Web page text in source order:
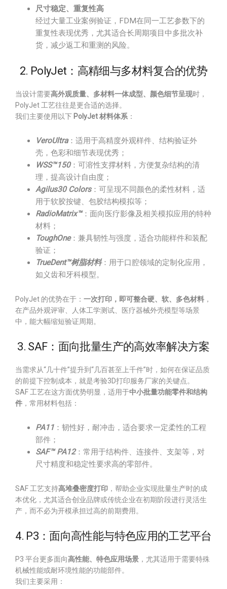
尺寸稳定、重复性高
经过大量工业案例验证，FDM在同一工艺参数下的
重复性表现优秀，尤其适合长周期项目中多批次补
货，减少返工和重测的风险。
2. PolyJet：高精细与多材料复合的优势
当设计需要高外观质量、多材料一体成型、颜色细节呈现时，
PolyJet 工艺往往是更合适的选择。
我们主要使用以下 PolyJet 材料体系 ：
VeroUltra：适用于高精度外观样件、结构验证外
壳，色彩和细节表现优秀；
WSS™150：可溶性支撑材料，方便复杂结构的清
理，提高设计自由度；
Agilus30 Colors：可呈现不同颜色的柔性材料，适
用于软胶按键、包胶结构模拟等；
RadioMatrix™：面向医疗影像及相关模拟应用的特种
材料；
ToughOne：兼具韧性与强度，适合功能样件和装配
验证；
TrueDent™树脂材料：用于口腔领域的定制化应用，
如义齿和牙科模型。
PolyJet 的优势在于： 一次打印，即可整合硬、软、多色材料 ，
在产品外观评审、人体工学测试、医疗器械外壳模型等场景
中，能大幅缩短验证周期。
3. SAF：面向批量生产的高效率解决方案
当需求从“几十件”提升到“几百甚至上千件”时，如何在保证品质
的前提下控制成本，就是考验3D打印服务厂家的关键点。
SAF 工艺在这方面优势明显，适用于中小批量功能零件和结构
件 ，常用材料包括：
PA11 ：韧性好，耐冲击，适合要求一定柔性的工程
部件；
SAF™ PA12：常用于结构件、连接件、支架等，对
尺寸精度和稳定性要求高的零部件。
SAF 工艺支持高堆叠密度打印 ，帮助企业实现批量生产时的成
本优化，尤其适合创业品牌或传统企业在初期阶段进行灵活生
产，而不必为开模承担过高的前期费用。
4. P3：面向高性能与特色应用的工艺平台
P3 平台更多面向高性能、特色应用场景 ，尤其适用于需要特殊
机械性能或耐环境性能的功能部件。
我们主要采用：